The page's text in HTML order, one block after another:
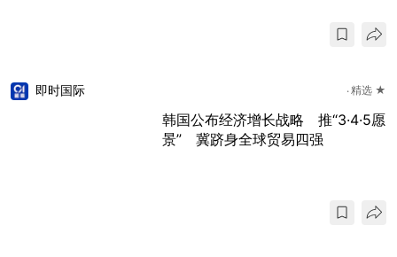
即时国际 精选 ★
韩国公布经济增长战略 推“3·4·5愿
景” 冀跻身全球贸易四强